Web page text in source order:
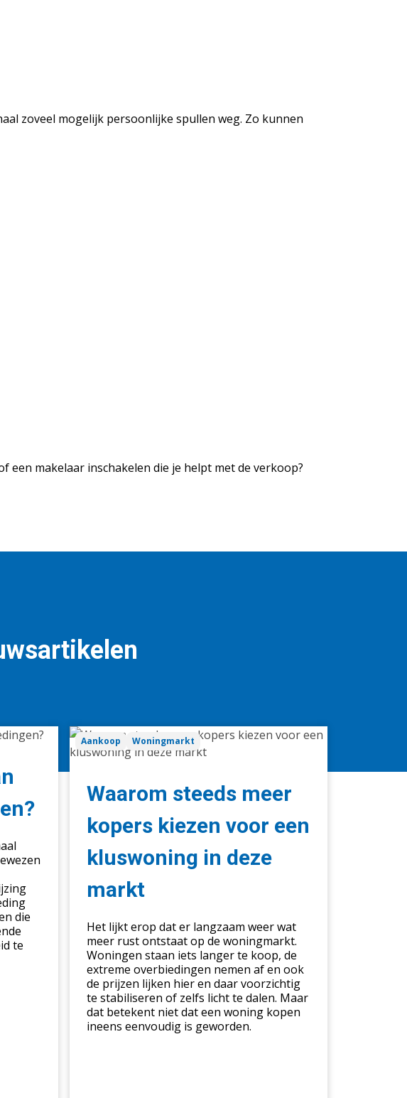
zoveel mogelijk persoonlijke spullen weg. Zo kunnen
een makelaar inschakelen die je helpt met de verkoop?
die
te
Waarom
steeds
meer
kopers
kiezen
voor
een
kluswoning
deze
Aankoop Woningmarkt
Waarom steeds meer
kopers kiezen voor een
kluswoning in deze
markt
Het lijkt erop dat er langzaam weer wat
meer rust ontstaat op de woningmarkt.
Woningen staan iets langer te koop, de
extreme overbiedingen nemen af en ook
de prijzen lijken hier en daar voorzichtig
te stabiliseren of zelfs licht te dalen. Maar
dat betekent niet dat een woning kopen
ineens eenvoudig is geworden.